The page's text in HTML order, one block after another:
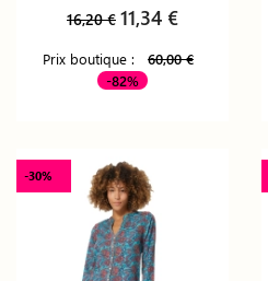
16,20 € 11,34 €
Prix boutique :
60,00 €
-82%
-30%